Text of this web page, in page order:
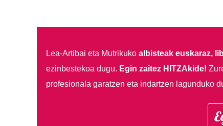
Lea-Artibai eta Mutrikuko albisteak euskaraz,
ezinbestekoa dugu. Egin zaitez HITZAkide!
profesionala garatzen eta indartzen lagunduko